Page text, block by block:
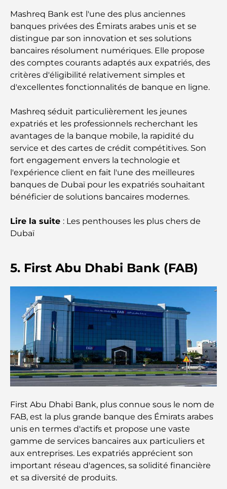
Beyond Price
Salles de sport au DIFC : quand le fitness
rencontre le style de vie professionnel
Plateformes de trading aux Émirats arabes unis :
un guide pour les investisseurs modernes
Family Beach Club Dubai : Là où divertissement et
détente se rencontrent
Les meilleures écoles IB à Dubaï : un guide
complet pour les parents
Plan directeur de Dubai Hills : une vision pour la
vie communautaire moderne
Restaurant de l'Opéra de Dubaï : Quand la
gastronomie rencontre la culture
définissent le luxe sur mesure
gastronomique de luxe à Dubaï
Les montres Rolex les plus chères jamais vendues
Crèches à Dubai Hills : Guide pour les parents
A Brief Guide to Buying Property in Dubai (2025-
Les meilleurs cafés du centre-ville de Dubaï : le
guide complet des amateurs de café
Les Mercedes les plus chères jamais créées
Mashreq Bank est l'une des plus anciennes
banques privées des Émirats arabes unis et se
distingue par son innovation et ses solutions
bancaires résolument numériques. Elle propose
des comptes courants adaptés aux expatriés, des
critères d'éligibilité relativement simples et
d'excellentes fonctionnalités de banque en ligne.
Mashreq séduit particulièrement les jeunes
expatriés et les professionnels recherchant les
avantages de la banque mobile, la rapidité du
service et des cartes de crédit compétitives. Son
fort engagement envers la technologie et
l'expérience client en fait l'une des meilleures
banques de Dubaï pour les expatriés souhaitant
bénéficier de solutions bancaires modernes.
Lire la suite : Les penthouses les plus chers de
Dubaï
5. First Abu Dhabi Bank (FAB)
First Abu Dhabi Bank, plus connue sous le nom de
FAB, est la plus grande banque des Émirats arabes
unis en termes d'actifs et propose une vaste
gamme de services bancaires aux particuliers et
aux entreprises. Les expatriés apprécient son
important réseau d'agences, sa solidité financière
et sa diversité de produits.